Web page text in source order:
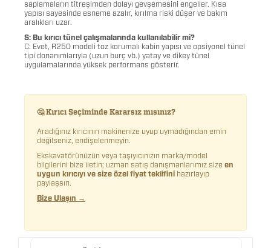
saplamaların titreşimden dolayı gevşemesini engeller. Kısa
yapısı sayesinde esneme azalır, kırılma riski düşer ve bakım
aralıkları uzar.
S: Bu kırıcı tünel çalışmalarında kullanılabilir mi?
C: Evet, R250 modeli toz korumalı kabin yapısı ve opsiyonel tünel
tipi donanımlarıyla (uzun burç vb.) yatay ve dikey tünel
uygulamalarında yüksek performans gösterir.
🤔 Kırıcı Seçiminde Kararsız mısınız?
Aradığınız kırıcının makinenize uyup uymadığından emin
değilseniz, endişelenmeyin.
Ekskavatörünüzün veya taşıyıcınızın marka/model
bilgilerini bize iletin; uzman satış danışmanlarımız size en
uygun kırıcıyı ve size özel fiyat teklifini hazırlayıp
paylaşsın.
Bize Ulaşın →